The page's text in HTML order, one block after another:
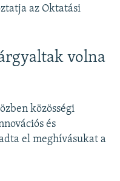
az Oktatási
volna
közösségi
és
el meghívásukat a